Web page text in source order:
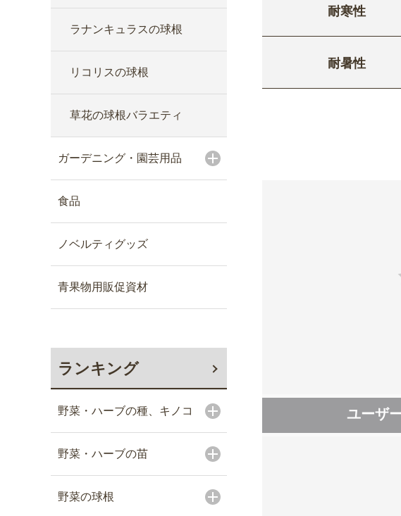
ラナンキュラスの球根
リコリスの球根
草花の球根バラエティ
ガーデニング・園芸用品
食品
ノベルティグッズ
青果物用販促資材
ランキング
野菜・ハーブの種、キノコ
野菜・ハーブの苗
野菜の球根
耐寒性
耐暑性
ユーザ